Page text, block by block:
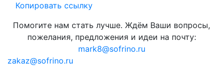
Копировать ссылку
Помогите нам стать лучше. Ждём Ваши вопросы,
пожелания, предложения и идеи на почту:
mark8@sofrino.ru
zakaz@sofrino.ru